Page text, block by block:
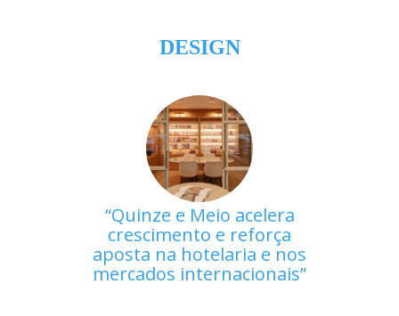
DESIGN
Quinze e Meio acelera
crescimento e reforça
aposta na hotelaria e nos
mercados internacionais